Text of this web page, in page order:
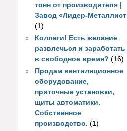
тонн от производителя |
Завод «Лидер-Металлист
(1)
Коллеги! Есть желание
развлечься и заработать
в свободное время? (16)
Продам вентиляционное
оборудование,
приточные установки,
щиты автоматики.
Собственное
производство. (1)